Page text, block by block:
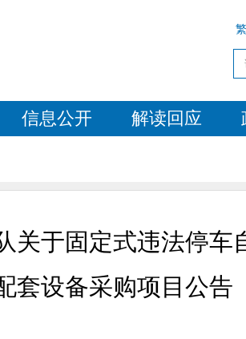
繁
信息公开 解读回应
关于固定式违法停车
套设备采购项目公告